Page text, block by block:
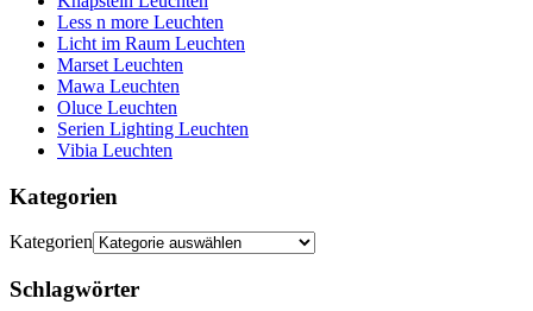
Less n more Leuchten
Licht im Raum Leuchten
Marset Leuchten
Mawa Leuchten
Oluce Leuchten
Serien Lighting Leuchten
Vibia Leuchten
Kategorien
Kategorien
Schlagwörter